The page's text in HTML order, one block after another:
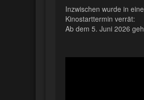
Inzwischen wurde in
Kinostarttermin verrät:
Ab dem 5. Juni 2026